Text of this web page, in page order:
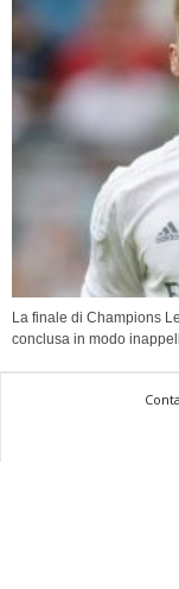
La finale di Champions
conclusa in modo